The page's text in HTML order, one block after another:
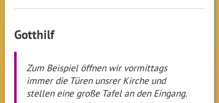
Gotthilf
Zum Beispiel öffnen wir vormittags
immer die Türen unsrer Kirche und
stellen eine große Tafel an den Eingang.